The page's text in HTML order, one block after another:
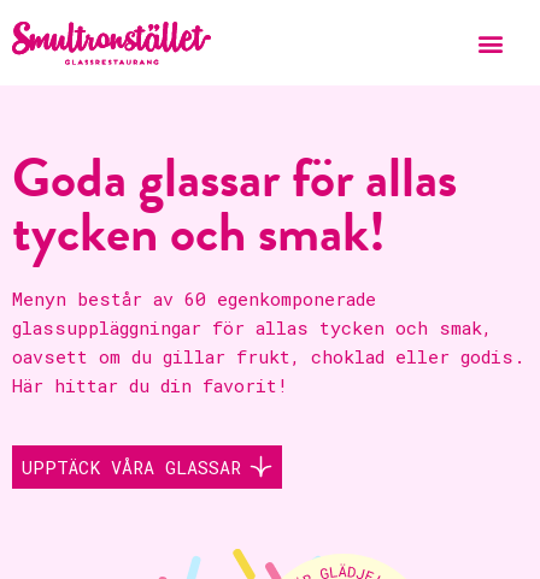
Goda glassar för allas
tycken och smak!
Menyn består av 60 egenkomponerade
glassuppläggningar för allas tycken och smak,
oavsett om du gillar frukt, choklad eller godis.
Här hittar du din favorit!
UPPTÄCK VÅRA GLASSAR